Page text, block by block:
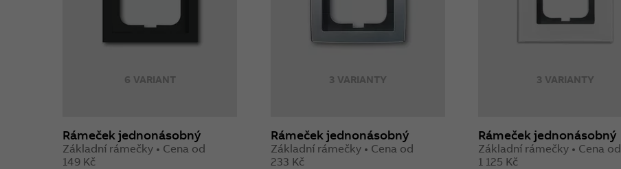
6 VARIANT
Rámeček jednonásobný
Základní rámečky • Cena od
149 Kč
3 VARIANTY
Rámeček jednonásobný
Základní rámečky • Cena od
233 Kč
3 VARIANTY
Rámeček jednonásobný
Základní rámečky • Cena od
1 125 Kč